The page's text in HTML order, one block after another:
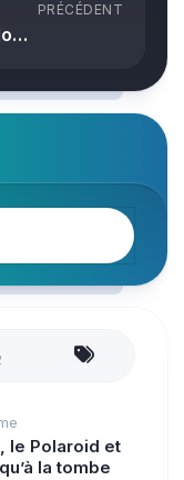
PRÉCÉDENT
le Polaroid et
la tombe